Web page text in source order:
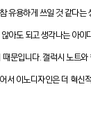
유용하게 쓰일 것 같다는
아도 되고 생각나는 아이
문입니다. 갤럭시 노트
서 이노디자인은 더 혁신